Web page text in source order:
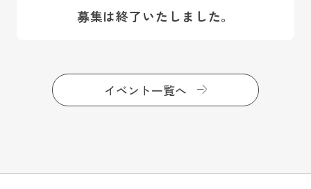
募集は終了いたしました。
イベント一覧へ